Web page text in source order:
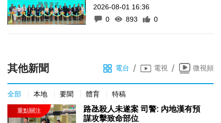
2026-08-01 16:36
0
893 0
其他新聞 電台 / 電視 / 微視頻
全部 本地 要聞 體育 特稿
路氹殺人未遂案 司警: 內地漢有預
謀攻擊致命部位